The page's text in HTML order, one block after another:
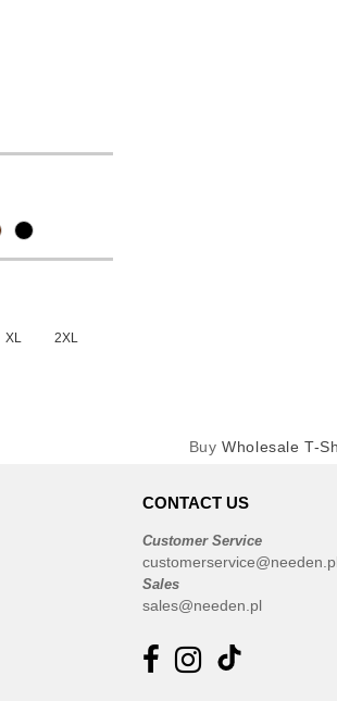
XL
2XL
BuyWholesale T-
CONTACT US
Customer Service
Sales
sales@needen.pl